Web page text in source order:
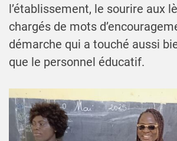
l’établissement, le sourire aux
chargés de mots
démarche qui a touché aussi
que le personnel éducatif.